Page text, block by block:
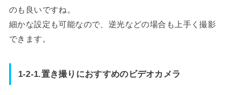
のも良いですね。
細かな設定も可能なので、逆光などの場合も上手く撮影
できます。
1-2-1.置き撮りにおすすめのビデオカメラ